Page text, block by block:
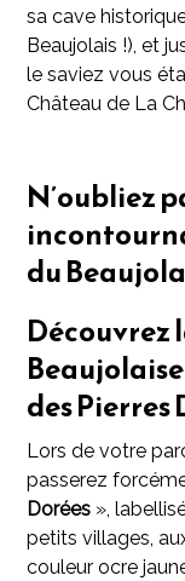
sa cave
Beaujolais !), et
le saviez vous
Château de La
N’oubliez
du
Découvrez
des Pierres
Lors de votre
passerez
Dorées »,
petits villages,
couleur ocre